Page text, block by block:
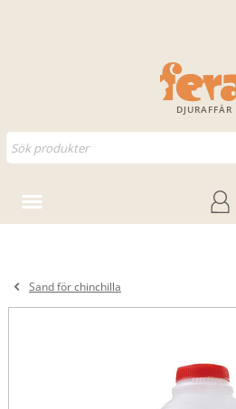
DJURAFFÄR
Sand för chinchilla